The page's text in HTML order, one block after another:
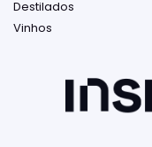
Destilados
Vinhos